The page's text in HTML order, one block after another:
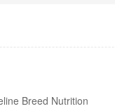
Breed Nutrition